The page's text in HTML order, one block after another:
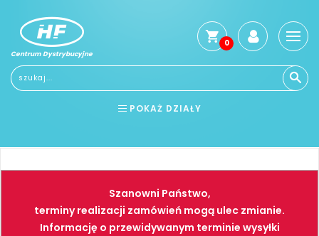
Centrum Dystrybucyjne
0
POKAŻ DZIAŁY
NARZĘDZIA SPAWALNICTWO
FARBY PNEUMATYKA
Szanowni Państwo,
terminy realizacji zamówień mogą ulec zmianie.
Informację o przewidywanym terminie wysyłki